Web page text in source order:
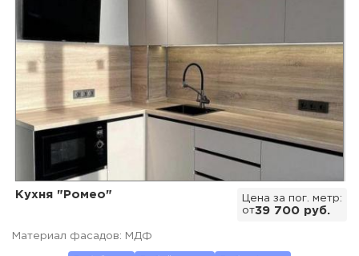
Цена за пог. метр:
от39 700 руб.
Кухня "Ромео"
Материал фасадов: МДФ